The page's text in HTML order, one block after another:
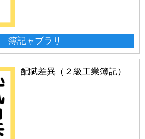
簿記ャブラリ
配賦差異（２級工業簿記）